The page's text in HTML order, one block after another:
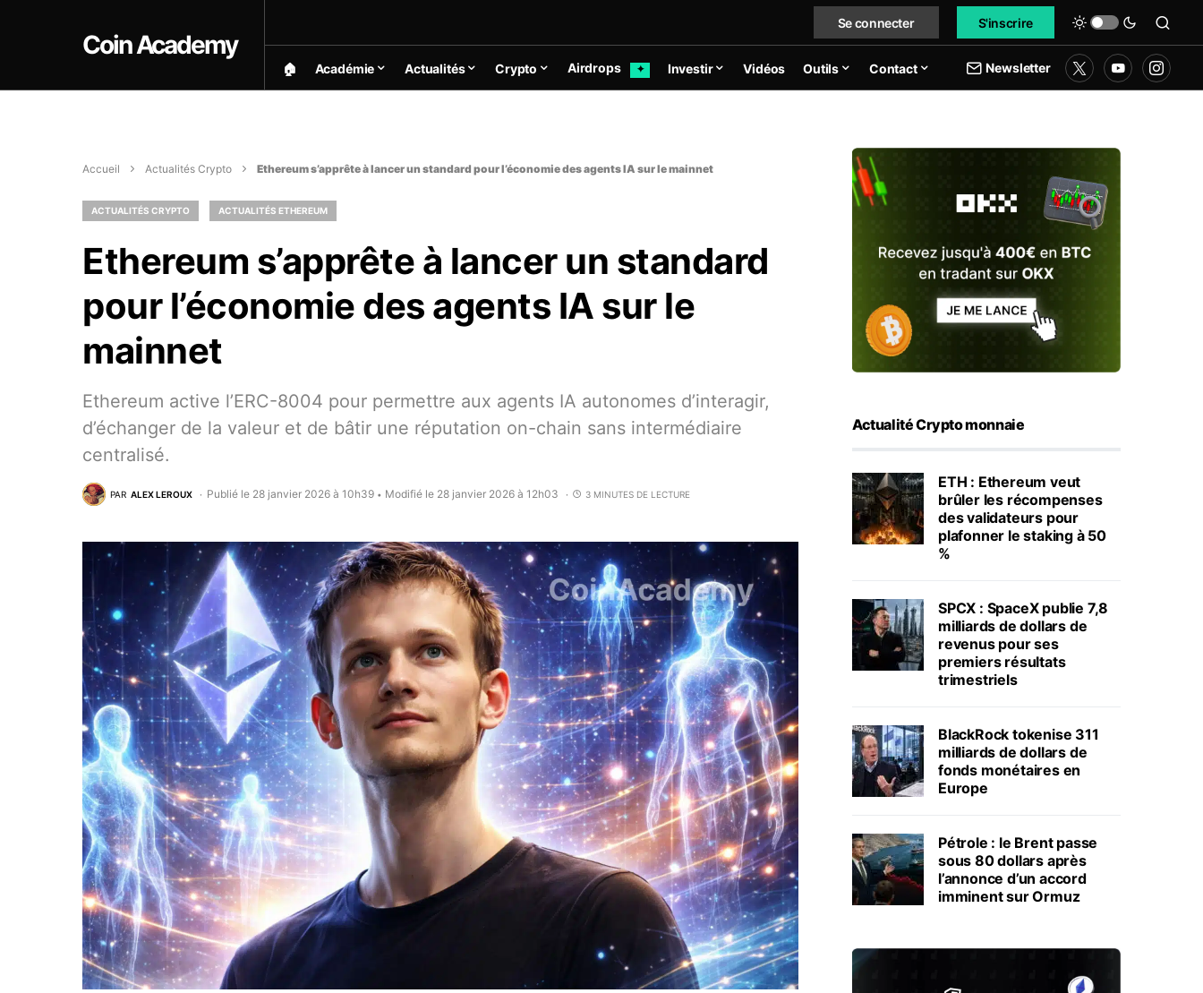
Coin Academy
Se connecter S'inscrire
🏠︎ Académie Actualités Crypto Airdrops ✦ Investir Vidéos Outils Contact Newsletter
Accueil Actualités Crypto Ethereum s’apprête à lancer un standard pour l’économie des agents IA sur le mainnet
ACTUALITÉS CRYPTO ACTUALITÉS ETHEREUM
Ethereum s’apprête à lancer un standard
pour l’économie des agents IA sur le
mainnet
Ethereum active l’ERC-8004 pour permettre aux agents IA autonomes d’interagir,
d’échanger de la valeur et de bâtir une réputation on-chain sans intermédiaire
centralisé.
PAR ALEX LEROUX Publié le 28 janvier 2026 à 10h39 • Modifié le 28 janvier 2026 à 12h03 3 MINUTES DE LECTURE
Actualité Crypto monnaie
ETH : Ethereum veut
brûler les récompenses
des validateurs pour
plafonner le staking à 50
%
SPCX : SpaceX publie 7,8
milliards de dollars de
revenus pour ses
premiers résultats
trimestriels
BlackRock tokenise 311
milliards de dollars de
fonds monétaires en
Europe
Pétrole : le Brent passe
sous 80 dollars après
l’annonce d’un accord
imminent sur Ormuz